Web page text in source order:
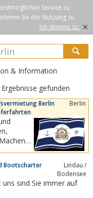
Service zu
Sie der Nutzung zu.
Ich stimme zu. ×
& Information
Ergebnisse gefunden
Berlin
Berlin
Bootscharter
Lindau /
Bodensee
sind Sie immer auf